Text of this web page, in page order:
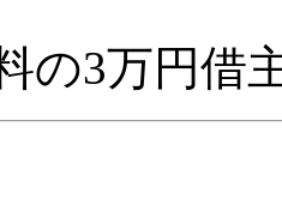
の3万円借